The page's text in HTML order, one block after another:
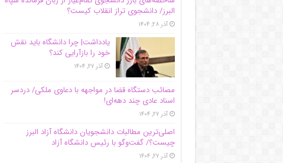
البرز/ دانشجوی تراز انقلاب کیست؟
آذر ۲۸, ۱۴۰۴
یادداشت| چرا دانشگاه باید نقش
خود را بازآرایی کند؟
آذر ۲۷, ۱۴۰۴
مصائب دستگاه قضا در مواجهه با دعاوی ملکی/ دردسر
اسناد عادی چند‌ دهه‌ای!
آذر ۲۷, ۱۴۰۴
اصلی‌ترین مطالبات دانشجویان دانشگاه آزاد البرز
چیست؟/ گفت‌وگو با رئیس دانشگاه آز‌اد
آذر ۲۷, ۱۴۰۴